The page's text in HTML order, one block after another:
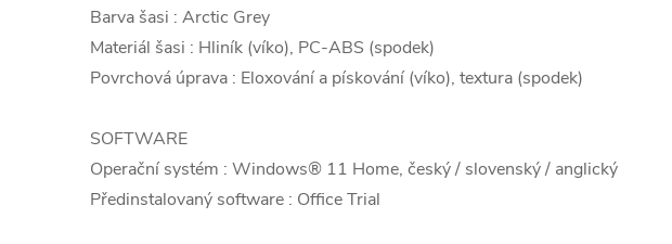
Barva šasi : Arctic Grey
Materiál šasi : Hliník (víko), PC-ABS (spodek)
Povrchová úprava : Eloxování a pískování (víko), textura (spodek)
SOFTWARE
Operační systém : Windows® 11 Home, český / slovenský / anglický
Předinstalovaný software : Office Trial